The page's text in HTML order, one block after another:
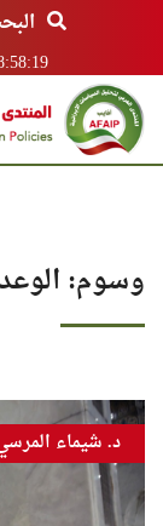
وسوم: الوعد
د. شيماء